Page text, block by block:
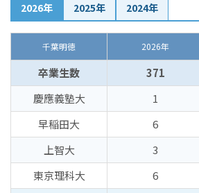
2026年 2025年 2024年
千葉明徳 2026年
卒業生数 371
慶應義塾大
1
早稲田大
6
上智大
3
東京理科大
6